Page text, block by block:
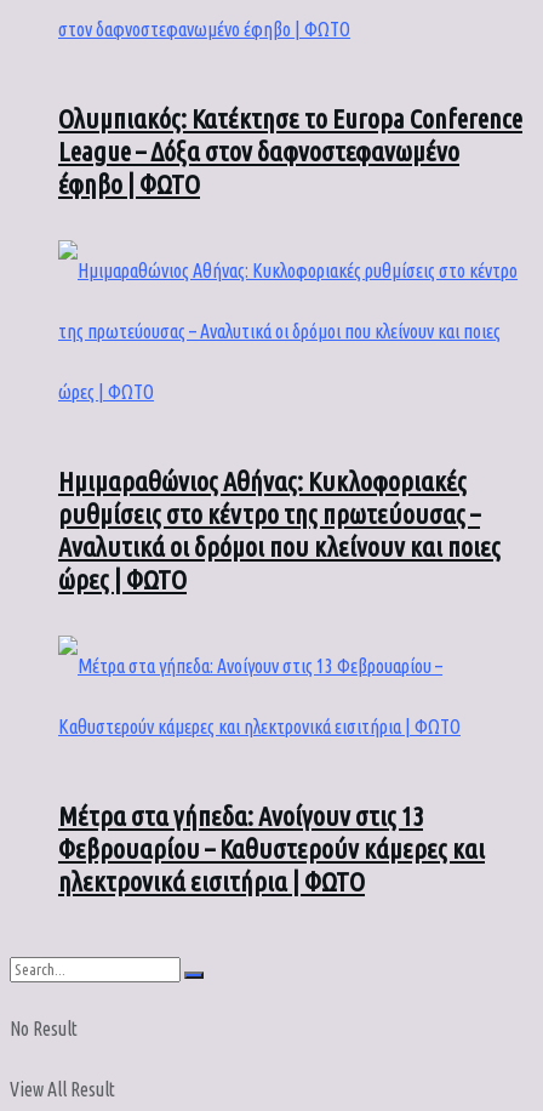
Ολυμπιακός: Κατέκτησε το Europa Conference
League – Δόξα στον δαφνοστεφανωμένο
έφηβο | ΦΩΤΟ
Ημιμαραθώνιος Αθήνας: Κυκλοφοριακές
ρυθμίσεις στο κέντρο της πρωτεύουσας –
Αναλυτικά οι δρόμοι που κλείνουν και ποιες
ώρες | ΦΩΤΟ
Μέτρα στα γήπεδα: Ανοίγουν στις 13
Φεβρουαρίου – Καθυστερούν κάμερες και
ηλεκτρονικά εισιτήρια | ΦΩΤΟ
No Result
View All Result